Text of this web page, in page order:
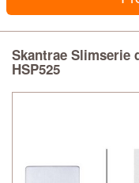
Skantrae Slimserie
HSP525